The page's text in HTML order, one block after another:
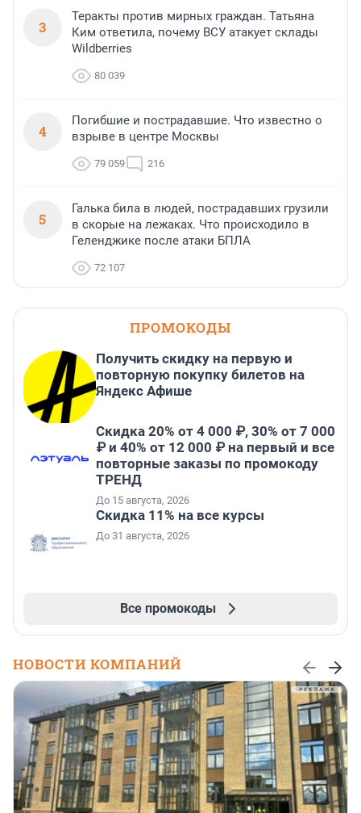
3
Теракты против мирных граждан. Татьяна
Ким ответила, почему ВСУ атакует склады
Wildberries
80 039
4
Погибшие и пострадавшие. Что известно о
взрыве в центре Москвы
79 059 216
5
Галька била в людей, пострадавших грузили
в скорые на лежаках. Что происходило в
Геленджике после атаки БПЛА
72 107
ПРОМОКОДЫ
Получить скидку на первую и
повторную покупку билетов на
Яндекс Афише
Скидка 20% от 4 000 ₽, 30% от 7 000
₽ и 40% от 12 000 ₽ на первый и все
повторные заказы по промокоду
ТРЕНД
До 15 августа, 2026
Скидка 11% на все курсы
До 31 августа, 2026
Все промокоды
НОВОСТИ КОМПАНИЙ